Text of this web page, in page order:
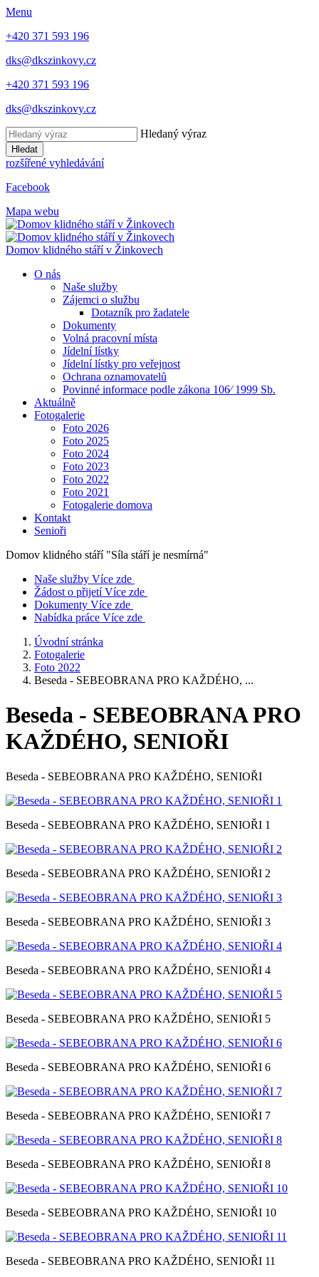
Menu
+420 371 593 196
dks@dkszinkovy.cz
+420 371 593 196
dks@dkszinkovy.cz
Hledaný výraz
Hledat
rozšířené vyhledávání
Facebook
Mapa webu
Domov klidného stáří v Žinkovech
O nás
Naše služby
Zájemci o službu
Dotazník pro žadatele
Dokumenty
Volná pracovní místa
Jídelní lístky
Jídelní lístky pro veřejnost
Ochrana oznamovatelů
Povinné informace podle zákona 106⁄ 1999 Sb.
Aktuálně
Fotogalerie
Foto 2026
Foto 2025
Foto 2024
Foto 2023
Foto 2022
Foto 2021
Fotogalerie domova
Kontakt
Senioři
Domov klidného stáří "Síla stáří je nesmírná"
Naše služby Více zde
Žádost o přijetí Více zde
Dokumenty Více zde
Nabídka práce Více zde
Úvodní stránka
Fotogalerie
Foto 2022
Beseda - SEBEOBRANA PRO KAŽDÉHO, ...
Beseda - SEBEOBRANA PRO
KAŽDÉHO, SENIOŘI
Beseda - SEBEOBRANA PRO KAŽDÉHO, SENIOŘI
Beseda - SEBEOBRANA PRO KAŽDÉHO, SENIOŘI 1
Beseda - SEBEOBRANA PRO KAŽDÉHO, SENIOŘI 2
Beseda - SEBEOBRANA PRO KAŽDÉHO, SENIOŘI 3
Beseda - SEBEOBRANA PRO KAŽDÉHO, SENIOŘI 4
Beseda - SEBEOBRANA PRO KAŽDÉHO, SENIOŘI 5
Beseda - SEBEOBRANA PRO KAŽDÉHO, SENIOŘI 6
Beseda - SEBEOBRANA PRO KAŽDÉHO, SENIOŘI 7
Beseda - SEBEOBRANA PRO KAŽDÉHO, SENIOŘI 8
Beseda - SEBEOBRANA PRO KAŽDÉHO, SENIOŘI 10
Beseda - SEBEOBRANA PRO KAŽDÉHO, SENIOŘI 11